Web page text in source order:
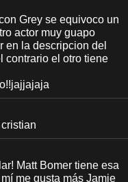
Grey se equivoco un
actor muy guapo
en la descripcion del
contrario el otro tiene
Matt Bomer tiene esa
me gusta más Jamie